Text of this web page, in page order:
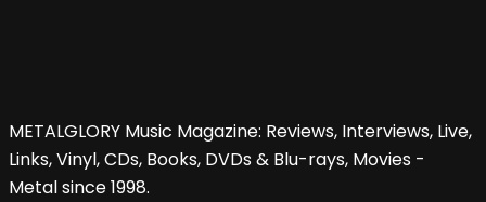
METALGLORY Music Magazine: Reviews, Interviews, Live,
Links, Vinyl, CDs, Books, DVDs & Blu-rays, Movies -
Metal since 1998.